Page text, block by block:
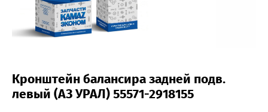
Кронштейн балансира задней подв.
левый (АЗ УРАЛ) 55571-2918155